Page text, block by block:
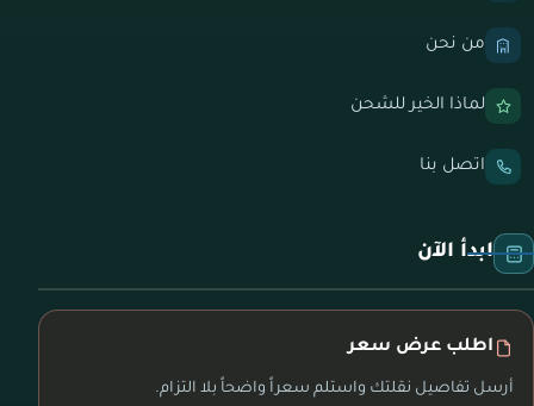
من نحن
لماذا الخير للشحن
اتصل بنا
ابدأ الآن
اطلب عرض سعر
أرسل تفاصيل نقلتك واستلم سعراً واضحاً بلا التزام.